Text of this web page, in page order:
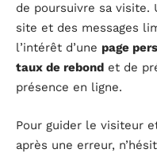
de poursuivre sa visite.
site et des messages
l’intérêt d’une page
taux de rebond et de
présence en ligne.
Pour guider le visiteur
après une erreur,